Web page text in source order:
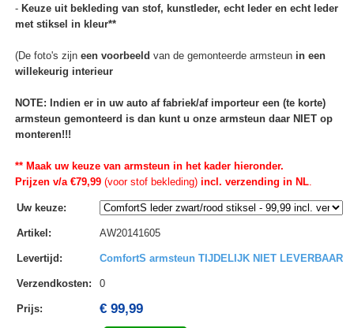
- Keuze uit bekleding van stof, kunstleder, echt leder en echt leder
met stiksel in kleur**
(De foto's zijn een voorbeeld van de gemonteerde armsteun in een
willekeurig interieur
NOTE: Indien er in uw auto af fabriek/af importeur een (te korte)
armsteun gemonteerd is dan kunt u onze armsteun daar NIET op
monteren!!!
** Maak uw keuze van armsteun in het kader hieronder.
Prijzen v/a €79,99(voor stof bekleding)incl. verzending in NL.
Uw keuze:
Artikel : AW20141605
Levertijd : ComfortS armsteun TIJDELIJK NIET LEVERBAAR
Verzendkosten: 0
Prijs: € 99,99